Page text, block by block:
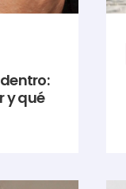
y qué